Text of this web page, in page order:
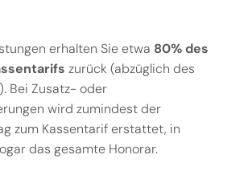
erhalten Sie etwa 80% des
zurück (abzüglich des
Bei Zusatz- oder
wird zumindest der
zum Kassentarif erstattet, in
das gesamte Honorar.